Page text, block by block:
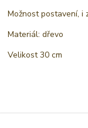
Možnost postavení, i
Materiál: dřevo
Velikost 30 cm